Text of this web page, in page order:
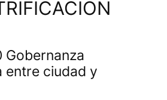
entre ciudad y